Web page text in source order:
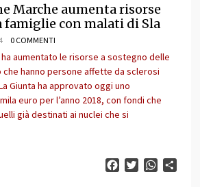
Marche aumenta risorse
famiglie con malati di Sla
0 COMMENTI
aumentato le risorse a sostegno delle
hanno persone affette da sclerosi
Giunta ha approvato oggi uno
euro per l’anno 2018, con fondi che
già destinati ai nuclei che si
FacebookTwitter